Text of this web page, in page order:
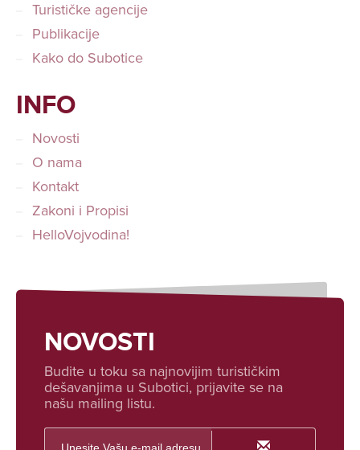
Turističke agencije
Publikacije
Kako do Subotice
INFO
Novosti
O nama
Kontakt
Zakoni i Propisi
HelloVojvodina!
NOVOSTI
Budite u toku sa najnovijim turističkim
dešavanjima u Subotici, prijavite se na
našu mailing listu.